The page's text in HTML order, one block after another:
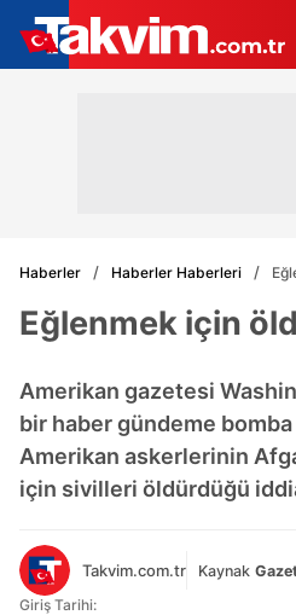
Haberler Haberler Haberleri
Eğlenmek için
Amerikan gazetesi
bir haber gündeme
Amerikan askerlerinin
için sivilleri öldürdüğü
Takvim.com.tr Kaynak
Giriş Tarihi: